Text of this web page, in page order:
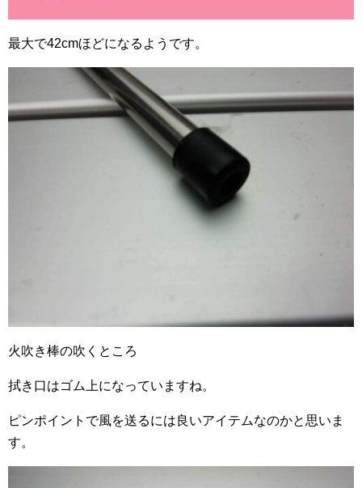
最大で42cmほどになるようです。
火吹き棒の吹くところ
拭き口はゴム上になっていますね。
ピンポイントで風を送るには良いアイテムなのかと思いま
す。